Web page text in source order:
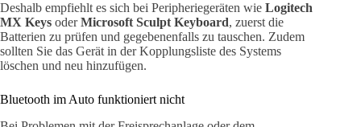
Deshalb empfiehlt es sich bei Peripheriegeräten wie Logitech
MX Keys oderMicrosoft Sculpt Keyboard, zuerst die
Batterien zu prüfen und gegebenenfalls zu tauschen. Zudem
sollten Sie das Gerät in der Kopplungsliste des Systems
löschen und neu hinzufügen.
Bluetooth im Auto funktioniert nicht